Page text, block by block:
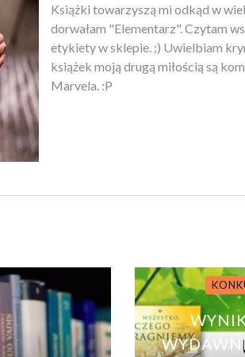
Książki towarzyszą mi odkąd w
dorwałam "Elementarz". Czytam
etykiety w sklepie. ;) Uwielbiam
książek moją drugą miłością są
Marvela. :P